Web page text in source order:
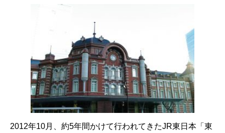
2012年10月、約5年間かけて行われてきたJR東日本「東